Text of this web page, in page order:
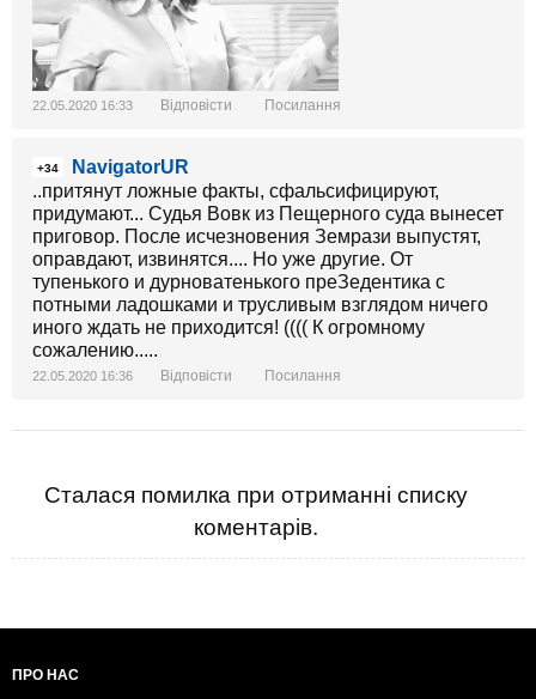
22.05.2020 16:33 Відповісти Посилання
+34
NavigatorUR
..притянут ложные факты, сфальсифицируют,
придумают... Судья Вовк из Пещерного суда вынесет
приговор. После исчезновения Земрази выпустят,
оправдают, извинятся.... Но уже другие. От
тупенького и дурноватенького преЗедентика с
потными ладошками и трусливым взглядом ничего
иного ждать не приходится! (((( К огромному
сожалению.....
22.05.2020 16:36 Відповісти Посилання
Сталася помилка при отриманні списку
коментарів.
ПРО НАС